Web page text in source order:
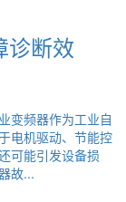
诊断效
变频器作为工业自
电机驱动、节能控
可能引发设备损
故...